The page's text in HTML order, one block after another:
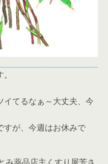
イてるなぁ～大丈夫、今
すが、今週はお休みで
み薬品店主くすり屋芳さ